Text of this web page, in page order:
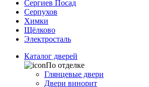
Сергиев Посад
Серпухов
Химки
Щёлково
Электросталь
Каталог дверей
По отделке
Глянцевые двери
Двери винорит